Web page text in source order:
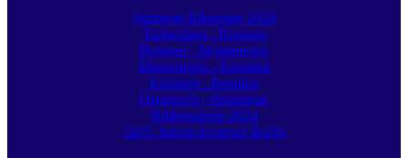
Startseite Bikertage 2024
Tschechien - Bosnien
Bosnien - Montenegro
Montenegro - Kroatien
Kroatien - Bosnien
Österreich - Heimreise
Bildergalerie 2024
2025: Istrien-Kvarner Bucht